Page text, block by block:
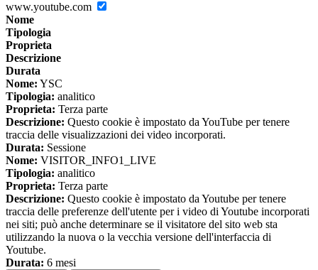
www.youtube.com
Nome
Tipologia
Proprieta
Descrizione
Durata
Nome: YSC
Tipologia: analitico
Proprieta: Terza parte
Descrizione: Questo cookie è impostato da YouTube per tenere
traccia delle visualizzazioni dei video incorporati.
Durata: Sessione
Nome: VISITOR_INFO1_LIVE
Tipologia: analitico
Proprieta: Terza parte
Descrizione: Questo cookie è impostato da Youtube per tenere
traccia delle preferenze dell'utente per i video di Youtube incorporati
nei siti; può anche determinare se il visitatore del sito web sta
utilizzando la nuova o la vecchia versione dell'interfaccia di
Youtube.
Durata: 6 mesi